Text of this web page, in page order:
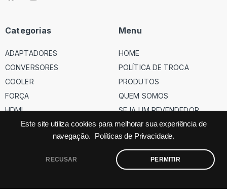
Este site utiliza cookies para melhorar sua experiência de
navegação.
Políticas de Privacidade.
RECUSAR PERMITIR
Categorias
ADAPTADORES
CONVERSORES
COOLER
FORÇA
HDMI
Menu
HOME
POLÍTICA DE TROCA
PRODUTOS
QUEM SOMOS
SEJA UM REVENDEDOR